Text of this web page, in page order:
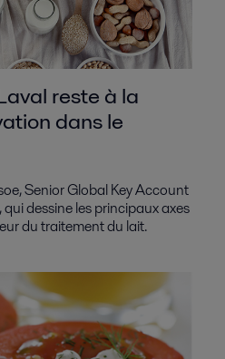
reste à la
dans le
Senior Global Key Account
dessine les principaux axes
du traitement du lait.